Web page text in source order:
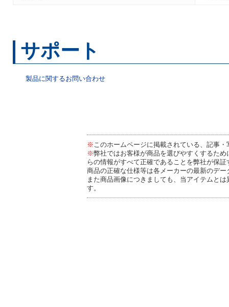
サポート
製品に関するお問い合わせ
※ このホームページに掲載されている、記事
※弊社ではお客様が商品を選びやすくするた
らの情報がすべて正確であることを弊社が保
商品の正確な仕様等は各メーカーの最新のデ
また商品画像につきましても、当アイテムと
す。